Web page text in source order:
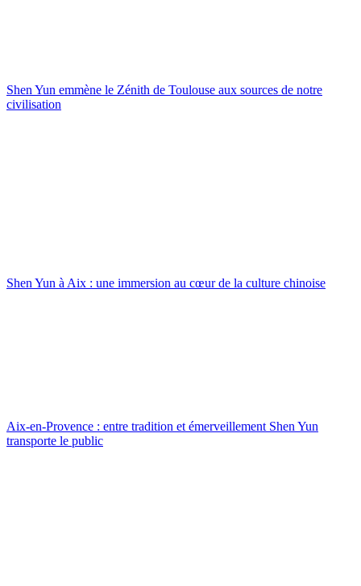
Shen Yun emmène le Zénith de Toulouse aux sources de notre
civilisation
Shen Yun à Aix : une immersion au cœur de la culture chinoise
Aix-en-Provence : entre tradition et émerveillement Shen Yun
transporte le public